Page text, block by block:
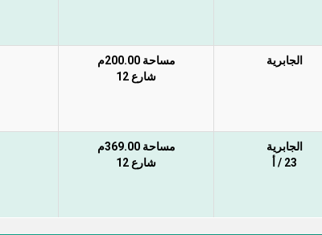
الجابرية
مساحة 200.00م
شارع 12
الجابرية
23 / أ
مساحة 369.00م
شارع 12